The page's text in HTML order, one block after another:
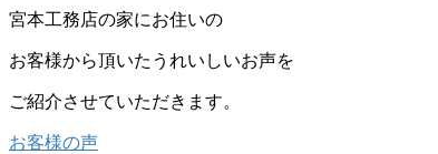
宮本工務店の家にお住いの
お客様から頂いたうれいしいお声を
ご紹介させていただきます。
お客様の声